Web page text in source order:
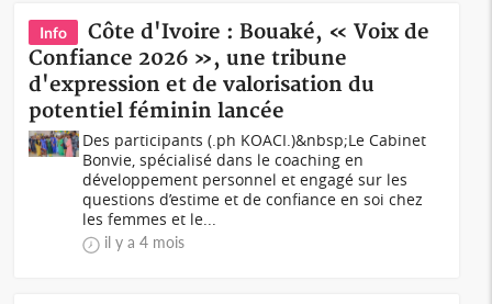
Info
Côte d'Ivoire : Bouaké, « Voix de
Confiance 2026 », une tribune
d'expression et de valorisation du
potentiel féminin lancée
Des participants (.ph KOACI.)&nbsp;Le Cabinet
Bonvie, spécialisé dans le coaching en
développement personnel et engagé sur les
questions d’estime et de confiance en soi chez
les femmes et le...
il y a 4 mois